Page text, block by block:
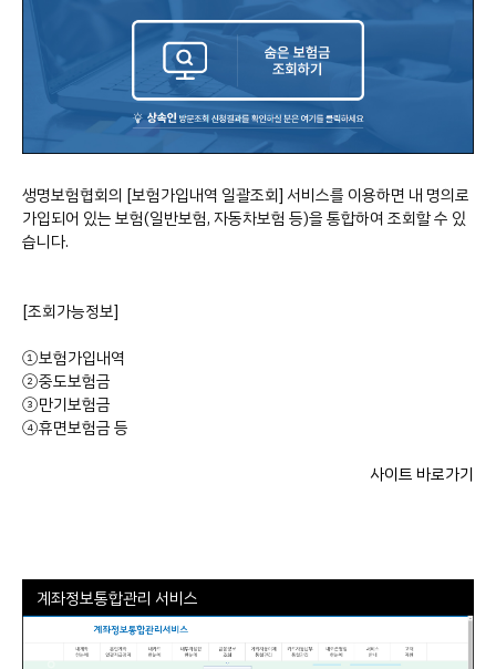
생명보험협회의 [보험가입내역 일괄조회] 서비스를 이용하면 내 명의로
가입되어 있는 보험(일반보험, 자동차보험 등)을 통합하여 조회할 수 있
습니다.
[조회가능정보]
①보험가입내역
②중도보험금
③만기보험금
④휴면보험금 등
사이트 바로가기
계좌정보통합관리 서비스